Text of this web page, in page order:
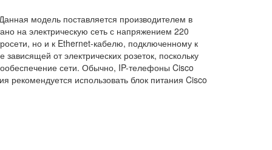
модель поставляется производителем в
на электрическую сеть с напряжением 220
но и к Ethernet-кабелю, подключенному к
от электрических розеток, поскольку
сети. Обычно, IP-телефоны Cisco
использовать блок питания Cisco